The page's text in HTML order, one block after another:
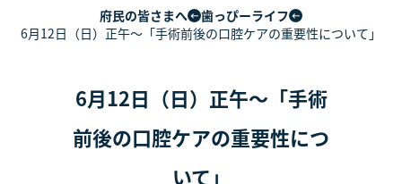
府民の皆さまへ
歯っぴーライフ
6月12日（日）正午～「手術前後の口腔ケアの重要性について」
6月12日（日）正午～「手術
前後の口腔ケアの重要性につ
いて」